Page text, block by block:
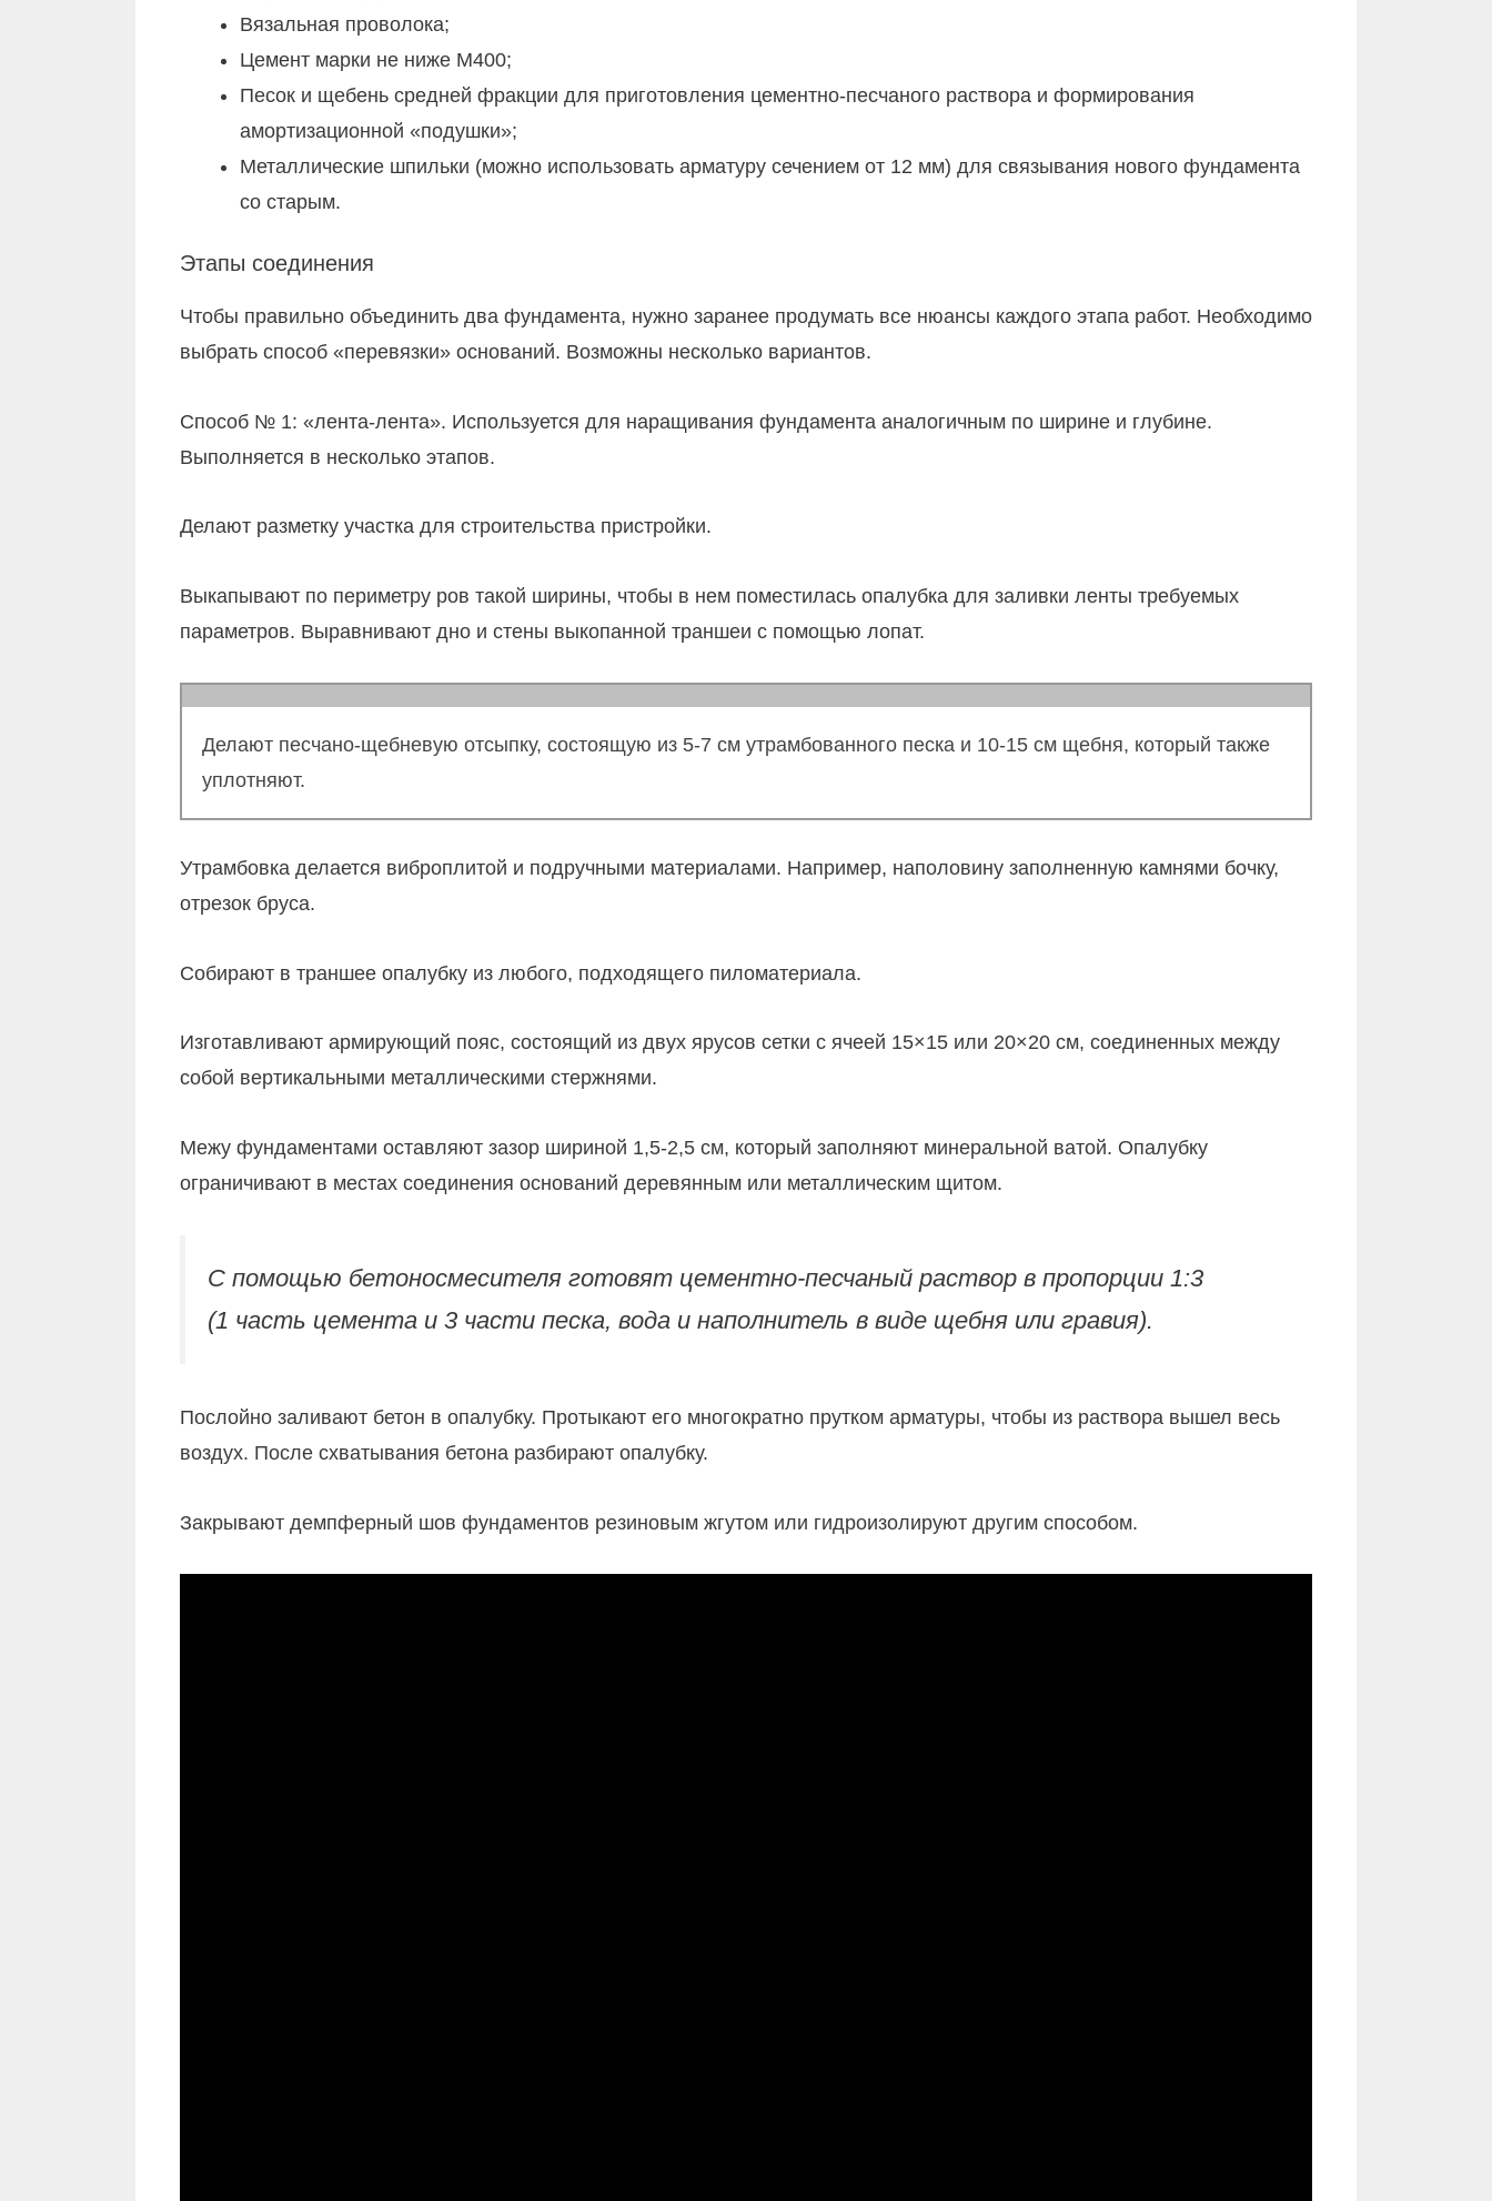
Вязальная проволока;
Цемент марки не ниже М400;
Песок и щебень средней фракции для приготовления цементно-песчаного раствора и формирования
амортизационной «подушки»;
Металлические шпильки (можно использовать арматуру сечением от 12 мм) для связывания нового фундамента
со старым.
Этапы соединения
Чтобы правильно объединить два фундамента, нужно заранее продумать все нюансы каждого этапа работ. Необходимо
выбрать способ «перевязки» оснований. Возможны несколько вариантов.
Способ № 1: «лента-лента». Используется для наращивания фундамента аналогичным по ширине и глубине.
Выполняется в несколько этапов.
Делают разметку участка для строительства пристройки.
Выкапывают по периметру ров такой ширины, чтобы в нем поместилась опалубка для заливки ленты требуемых
параметров. Выравнивают дно и стены выкопанной траншеи с помощью лопат.
Делают песчано-щебневую отсыпку, состоящую из 5-7 см утрамбованного песка и 10-15 см щебня, который также
уплотняют.
Утрамбовка делается виброплитой и подручными материалами. Например, наполовину заполненную камнями бочку,
отрезок бруса.
Собирают в траншее опалубку из любого, подходящего пиломатериала.
Изготавливают армирующий пояс, состоящий из двух ярусов сетки с ячеей 15×15 или 20×20 см, соединенных между
собой вертикальными металлическими стержнями.
Межу фундаментами оставляют зазор шириной 1,5-2,5 см, который заполняют минеральной ватой. Опалубку
ограничивают в местах соединения оснований деревянным или металлическим щитом.
С помощью бетоносмесителя готовят цементно-песчаный раствор в пропорции 1:3
(1 часть цемента и 3 части песка, вода и наполнитель в виде щебня или гравия).
Послойно заливают бетон в опалубку. Протыкают его многократно прутком арматуры, чтобы из раствора вышел весь
воздух. После схватывания бетона разбирают опалубку.
Закрывают демпферный шов фундаментов резиновым жгутом или гидроизолируют другим способом.